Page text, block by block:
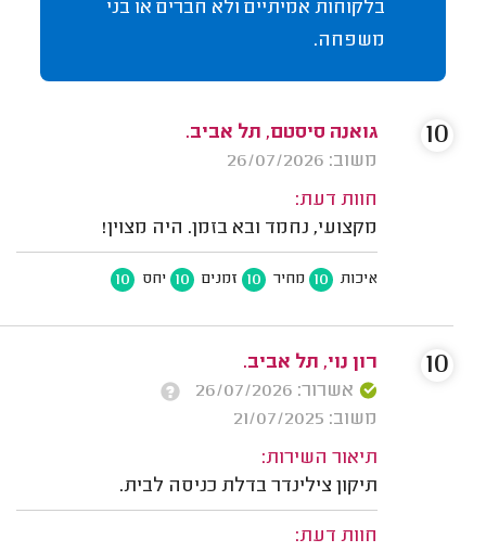
בלקוחות אמיתיים ולא חברים או בני
משפחה.
גואנה סיסטם, תל אביב.
משוב: 26/07/2026
חוות דעת:
מקצועי, נחמד ובא בזמן. היה מצוין!
איכות 10 מחיר 10 זמנים 10 יחס 10
10
רון נוי, תל אביב.
אשרור: 26/07/2026
משוב: 21/07/2025
תיאור השירות:
תיקון צילינדר בדלת כניסה לבית.
חוות דעת:
10